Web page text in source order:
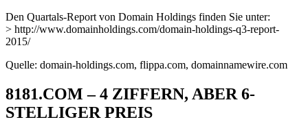
Den Quartals-Report von Domain Holdings finden Sie unter:
> http://www.domainholdings.com/domain-holdings-q3-report-
2015/
Quelle: domain-holdings.com, flippa.com, domainnamewire.com
8181.COM – 4 ZIFFERN, ABER 6-
STELLIGER PREIS